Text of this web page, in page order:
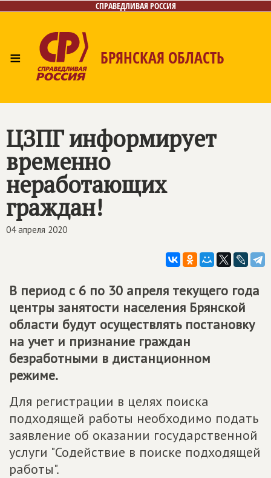
СПРАВЕДЛИВАЯ РОССИЯ
≡ БРЯНСКАЯ ОБЛАСТЬ
ЦЗПГ информирует
временно
неработающих
граждан!
04 апреля 2020
В период с 6 по 30 апреля текущего года
центры занятости населения Брянской
области будут осуществлять постановку
на учет и признание граждан
безработными в дистанционном
режиме.
Для регистрации в целях поиска
подходящей работы необходимо подать
заявление об оказании государственной
услуги "Содействие в поиске подходящей
работы".